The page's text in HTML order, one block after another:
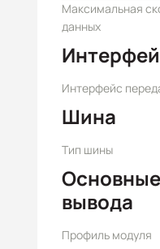
Максимальная
данных
Интерфейс
Шина
Тип шины
вывода
Профиль модуля